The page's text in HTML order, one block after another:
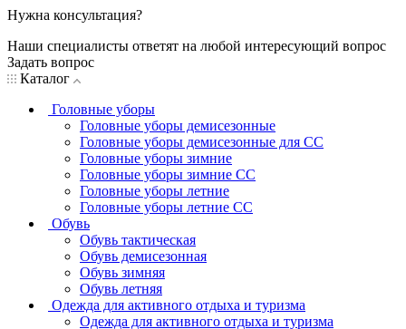
Нужна консультация?
Наши специалисты ответят на любой интересующий вопрос
Задать вопрос
Каталог
Головные уборы
Головные уборы демисезонные
Головные уборы демисезонные для СС
Головные уборы зимние
Головные уборы зимние СС
Головные уборы летние
Головные уборы летние СС
Обувь
Обувь тактическая
Обувь демисезонная
Обувь зимняя
Обувь летняя
Одежда для активного отдыха и туризма
Одежда для активного отдыха и туризма